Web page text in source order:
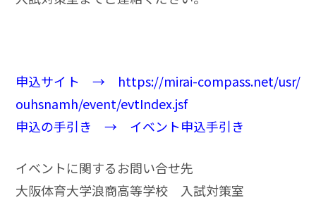
申込サイト → https://mirai-compass.net/usr/
ouhsnamh/event/evtIndex.jsf
申込の手引き → イベント申込手引き
イベントに関するお問い合せ先
大阪体育大学浪商高等学校 入試対策室